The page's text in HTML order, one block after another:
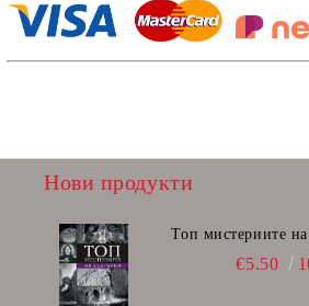
Нови продукти
Топ мистериите
€5.50